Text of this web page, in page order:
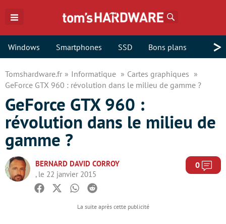
Windows Smartphones SSD Bons plans >
Tomshardware.fr Informatique
Cartes graphiques
GeForce GTX 960 : révolution dans le milieu de gamme ?
GeForce GTX 960 :
révolution dans le milieu de
gamme ?
BERNARD DAVID CORROY
, le 22 janvier 2015
0
Facebook
TwitterWhatsapp
Reddit